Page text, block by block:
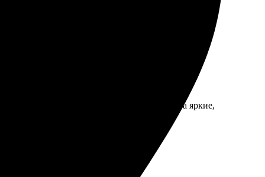
минут. Получил отличный результат! Цвета яркие,